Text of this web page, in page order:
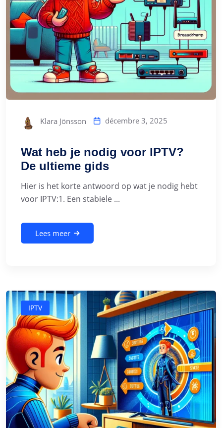
Klara Jönsson décembre 3, 2025
Wat heb je nodig voor IPTV?
De ultieme gids
Hier is het korte antwoord op wat je nodig hebt
voor IPTV:1. Een stabiele ...
Lees meer
IPTV